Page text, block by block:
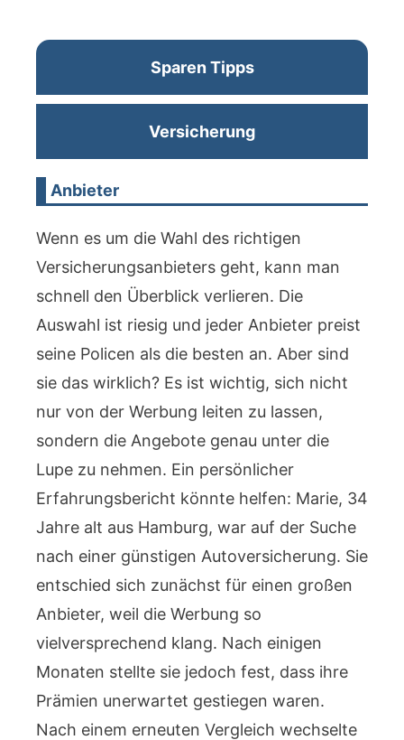
Sparen Tipps
Versicherung
Anbieter
Wenn es um die Wahl des richtigen
Versicherungsanbieters geht, kann man
schnell den Überblick verlieren. Die
Auswahl ist riesig und jeder Anbieter preist
seine Policen als die besten an. Aber sind
sie das wirklich? Es ist wichtig, sich nicht
nur von der Werbung leiten zu lassen,
sondern die Angebote genau unter die
Lupe zu nehmen. Ein persönlicher
Erfahrungsbericht könnte helfen: Marie, 34
Jahre alt aus Hamburg, war auf der Suche
nach einer günstigen Autoversicherung. Sie
entschied sich zunächst für einen großen
Anbieter, weil die Werbung so
vielversprechend klang. Nach einigen
Monaten stellte sie jedoch fest, dass ihre
Prämien unerwartet gestiegen waren.
Nach einem erneuten Vergleich wechselte